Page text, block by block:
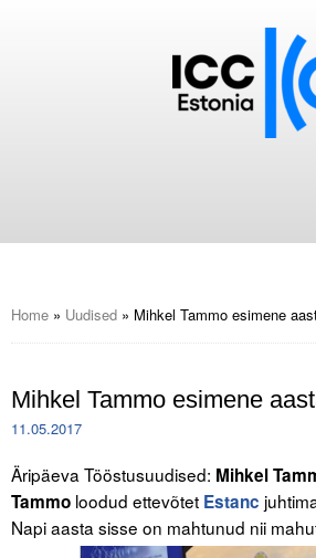
ICC Eesti liikmebaas
Astu ICC Eesti liikmeks!
ICC Eesti
Tegevused
Home » Uudised » Mihkel Tammo esimene
Mihkel Tammo esimene
11.05.2017
Äripäeva Tööstusuudised: Mihkel
Tammo loodud ettevõtet Estanc
Napi aasta sisse on mahtunud nii